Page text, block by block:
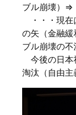
ブル崩壊）⇒
・・・現在
の矢（金融
ブル崩壊の不
今後の日本
淘汰（自由主